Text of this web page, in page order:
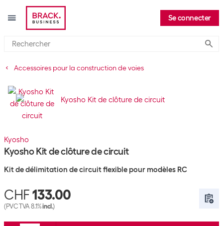
Se connecter
Accessoires pour la construction de voies
Kyosho
Kyosho Kit de clôture de circuit
Kit de délimitation de circuit flexible pour modèles RC
CHF 133.00
(PVC TVA 8.1%incl.)